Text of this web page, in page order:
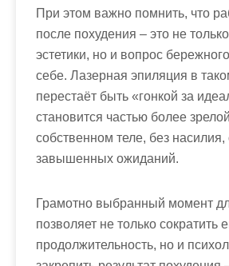
При этом важно помнить, что
после похудения – это не
эстетики, но и вопрос
себе. Лазерная эпиляция в
перестаёт быть «гонкой за
становится частью более
собственном теле, без
завышенных ожиданий.
Грамотно выбранный момент
позволяет не только сократить
продолжительность, но и